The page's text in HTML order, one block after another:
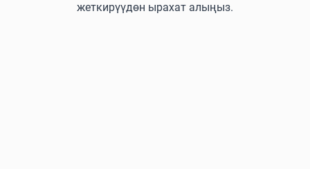
жеткирүүдөн ырахат алыңыз.